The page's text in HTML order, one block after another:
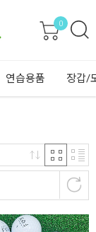
0
연습용품 장갑/